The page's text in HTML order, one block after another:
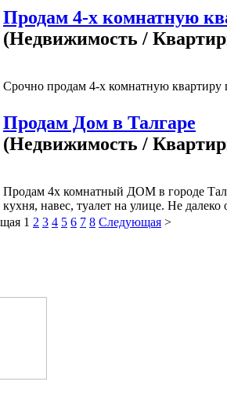
Продам 4-х комнатную
(Недвижимость /
Срочно продам 4-х комнатную квартиру
Продам Дом в Талгаре
(Недвижимость /
Продам 4х комнатный ДОМ в городе
кухня, навес, туалет на улице. Не
1 2 3 4 5 6 7 8 Следующая >